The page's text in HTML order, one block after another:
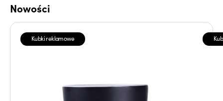
Nowości
Kubki reklamowe